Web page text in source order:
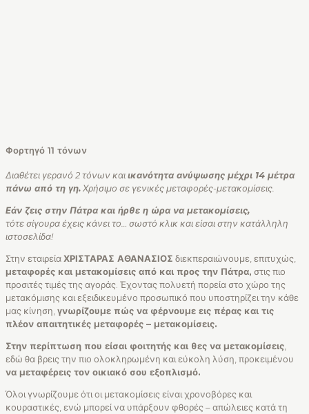
Φορτηγό 11 τόνων
Διαθέτει γερανό 2 τόνων καιικανότητα ανύψωσης μέχρι 14 μέτρα
πάνω από τη γη. Χρήσιμο σε γενικές μεταφορές-μετακομίσεις.
Εάν ζεις στην Πάτρα και ήρθε η ώρα να μετακομίσεις,
τότε σίγουρα έχεις κάνει το… σωστό κλικ και είσαι στην κατάλληλη
ιστοσελίδα!
Στην εταιρείαΧΡΙΣΤΑΡΑΣ ΑΘΑΝΑΣΙΟΣ διεκπεραιώνουμε, επιτυχώς,
μεταφορές και μετακομίσεις από και προς την Πάτρα, στις πιο
προσιτές τιμές της αγοράς. Έχοντας πολυετή πορεία στο χώρο της
μετακόμισης και εξειδικευμένο προσωπικό που υποστηρίζει την κάθε
μας κίνηση, γνωρίζουμε πώς να φέρνουμε εις πέρας και τις
πλέον απαιτητικές μεταφορές – μετακομίσεις.
Στην περίπτωση που είσαι φοιτητής και θες να μετακομίσεις
εδώ θα βρεις την πιο ολοκληρωμένη και εύκολη λύση, προκειμένου
να μεταφέρεις τον οικιακό σου εξοπλισμό.
Όλοι γνωρίζουμε ότι οι μετακομίσεις είναι χρονοβόρες και
κουραστικές, ενώ μπορεί να υπάρξουν φθορές – απώλειες κατά τη